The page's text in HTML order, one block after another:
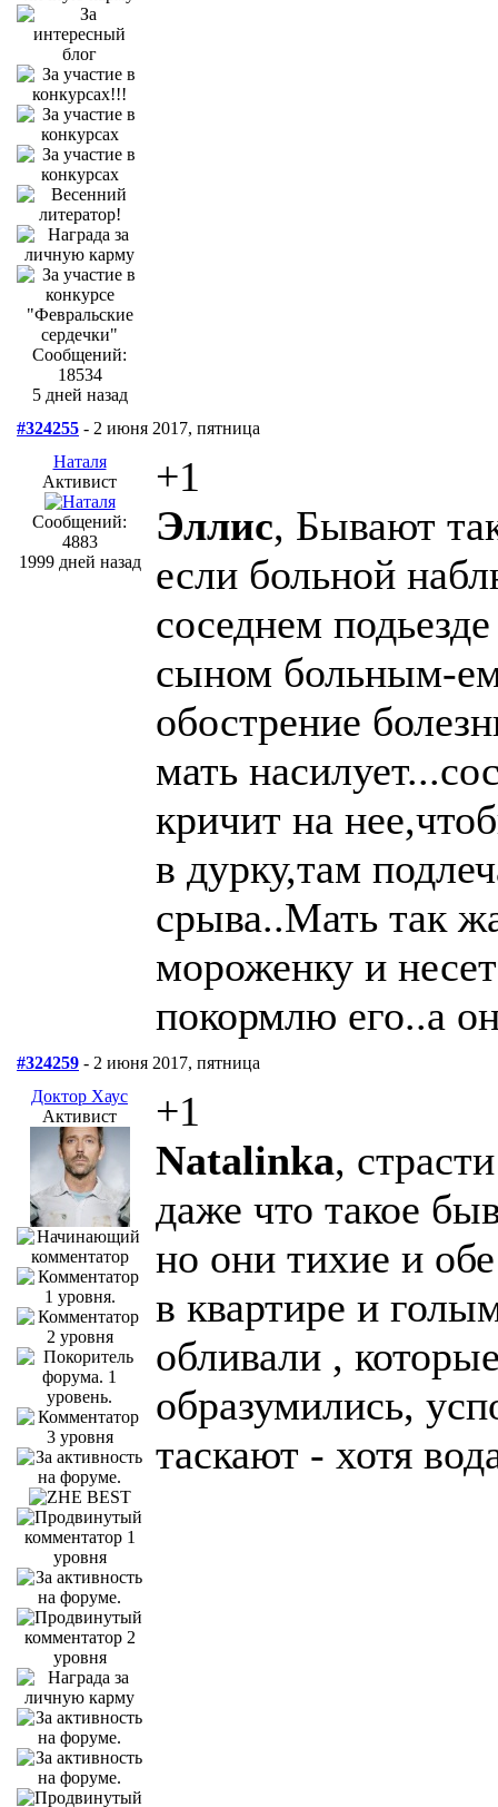
Сообщений:
18534
5 дней назад
#324255 - 2 июня 2017, пятница
Наталя
Активист
Сообщений:
4883
1999 дней назад
+1
Эллис, Бывают
если больной
соседнем
сыном больным-
обострение
мать
кричит на
в дурку,там
срыва..Мать так
мороженку и
покормлю его..а
#324259 - 2 июня 2017, пятница
Доктор Хаус
Активист
+1
Natalinka,
даже что такое
но они тихие и
в квартире и
обливали ,
образумились,
таскают - хотя